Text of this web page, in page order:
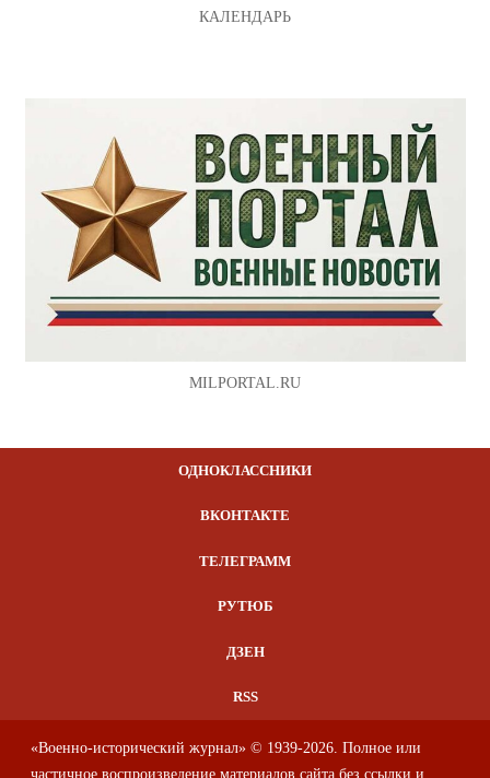
КАЛЕНДАРЬ
MILPORTAL.RU
ОДНОКЛАССНИКИ
ВКОНТАКТЕ
ТЕЛЕГРАММ
РУТЮБ
ДЗЕН
RSS
«Военно-исторический журнал» © 1939-2026. Полное или
частичное воспроизведение материалов сайта без ссылки и